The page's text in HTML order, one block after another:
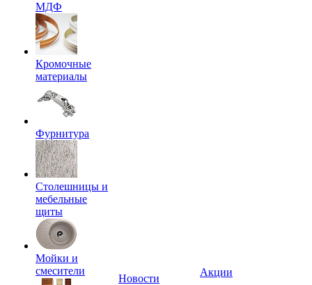
МДФ
Кромочные
материалы
Фурнитура
Столешницы и
мебельные
щиты
Мойки и
смесители
Новости
Акции